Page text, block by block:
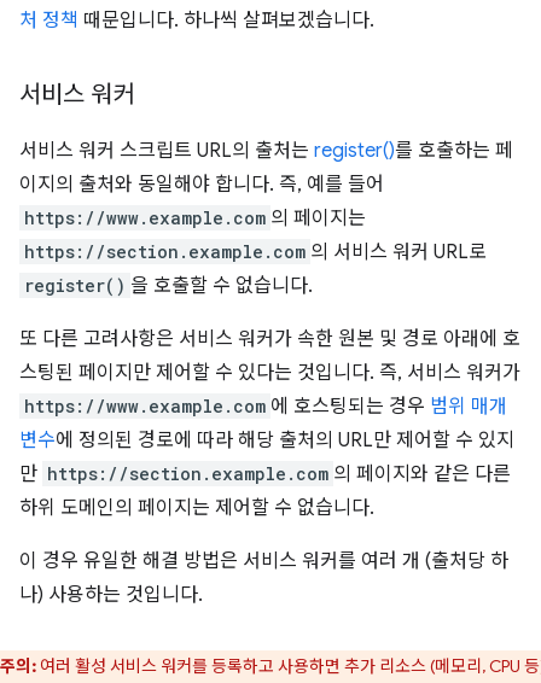
처 정책 때문입니다. 하나씩 살펴보겠습니다.
서비스 워커
서비스 워커 스크립트 URL의 출처는 register()를 호출하는 페
이지의 출처와 동일해야 합니다. 즉, 예를 들어
https://www.example.com 의 페이지는
https://section.example.com 의 서비스 워커 URL로
register() 을 호출할 수 없습니다.
또 다른 고려사항은 서비스 워커가 속한 원본 및 경로 아래에 호
스팅된 페이지만 제어할 수 있다는 것입니다. 즉, 서비스 워커가
https://www.example.com 에 호스팅되는 경우 범위 매개
변수에 정의된 경로에 따라 해당 출처의 URL만 제어할 수 있지
만 https://section.example.com 의 페이지와 같은 다른
하위 도메인의 페이지는 제어할 수 없습니다.
이 경우 유일한 해결 방법은 서비스 워커를 여러 개 (출처당 하
나) 사용하는 것입니다.
주의: 여러 활성 서비스 워커를 등록하고 사용하면 추가 리소스 (메모리, CPU